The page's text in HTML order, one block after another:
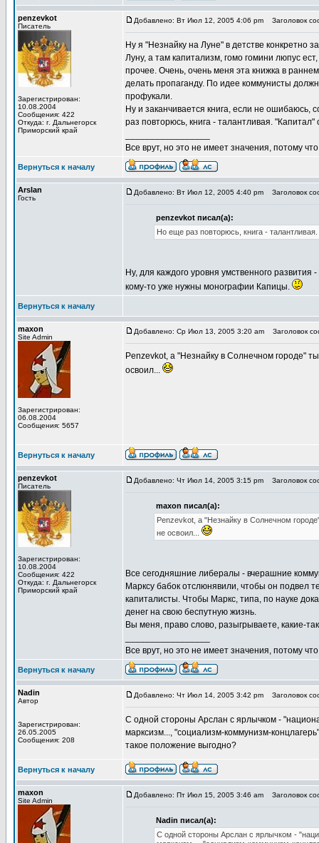
penzevkot
Писатель
Зарегистрирован:
10.08.2004
Сообщения: 422
Откуда: г. Дальнегорск
Приморский край
Добавлено: Вт Июл 12, 2005 4:06 pm Заголовок
Ну я "Незнайку на Луне" в детстве
Луну, а там капитализм, гомо гомини люпус
прочее. Очень, очень меня эта книжка в
делать пропаганду. По идее коммунисты
профукали.
Ну и заканчивается книга, если не
раз повторюсь, книга - талантливая. "Капитал"
Все врут, но это не имеет значения, потому
Вернуться к началу
Arslan
Гость
Добавлено: Вт Июл 12, 2005 4:40 pm Заголовок
penzevkot писал(а):
Но еще раз повторюсь, книга -
Ну, для каждого уровня умственного
кому-то уже нужны монографии Капицы.
Вернуться к началу
maxon
Site Admin
Зарегистрирован:
06.08.2004
Сообщения: 5657
Добавлено: Ср Июл 13, 2005 3:20 am Заголовок
Penzevkot, а "Незнайку в Солнечном городе"
освоил...
Вернуться к началу
penzevkot
Писатель
Зарегистрирован:
10.08.2004
Сообщения: 422
Откуда: г. Дальнегорск
Приморский край
Добавлено: Чт Июл 14, 2005 3:15 pm Заголовок
maxon писал(а):
Penzevkot, а "Незнайку в Солнечном
не освоил...
Все сегодняшние либералы - вчерашние
Марксу бабок отслюнявили, чтобы он подвел
капиталисты. Чтобы Маркс, типа, по науке
денег на свою беспутную жизнь.
Вы меня, право слово, разыгрываете, какие-
Все врут, но это не имеет значения, потому
Вернуться к началу
Nadin
Автор
Зарегистрирован:
26.05.2005
Сообщения: 208
Добавлено: Чт Июл 14, 2005 3:42 pm Заголовок
С одной стороны Арслан с ярлычком -
марксизм..., "социализм-коммунизм-
такое положение выгодно?
Вернуться к началу
maxon
Site Admin
Добавлено: Пт Июл 15, 2005 3:46 am Заголовок
Nadin писал(а):
С одной стороны Арслан с ярлычком -